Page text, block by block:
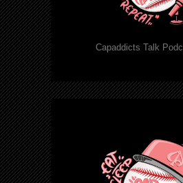
Capaddicts Talk